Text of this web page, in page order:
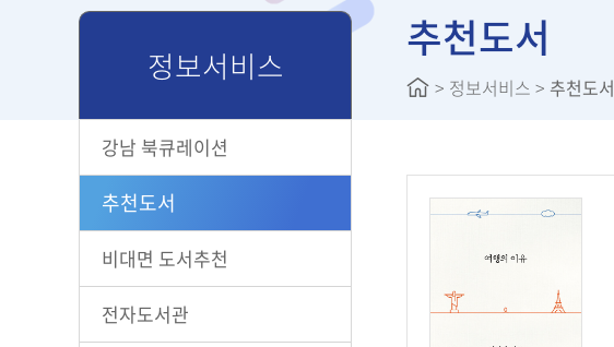
DVD/CD검색
연속간행물목록
주제별검색
공공도서관 인기도서
희망도서신청
정보서비스
강남 북큐레이션
추천도서
비대면 도서추천
전자도서관
추천도서
> 정보서비스 > 추천도서